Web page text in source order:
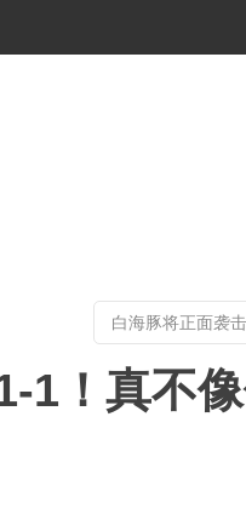
1！真不